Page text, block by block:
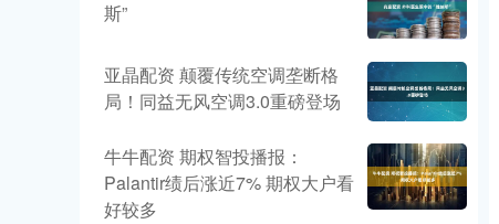
斯”
亚晶配资 颠覆传统空调垄断格
局！同益无风空调3.0重磅登场
牛牛配资 期权智投播报：
Palantir绩后涨近7% 期权大户看
好较多